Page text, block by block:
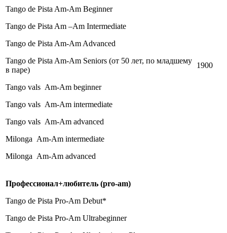
Tango de Pista Am-Am Beginner
Tango de Pista Am –Am Intermediate
Tango de Pista Am-Am Advanced
Tango de Pista Am-Am Seniors (от 50 лет, по младшему
в паре)
Tango vals Am-Am beginner
Tango vals Am-Am intermediate
Tango vals Am-Am advanced
Milonga Am-Am intermediate
Milonga Am-Am advanced
1900
Профессионал+любитель (pro-am)
Tango de Pista Pro-Am Debut*
Tango de Pista Pro-Am Ultrabeginner